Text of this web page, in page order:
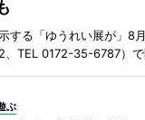
する「ゆうれい展が」8
TEL 0172-35-6787）で
ぶ